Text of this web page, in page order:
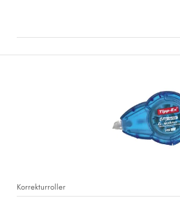
Korrekturroller